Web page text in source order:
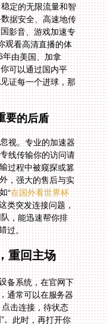
要的后盾
视。专业的加速器
线传输你的访问请
过程中被窥探或篡
，强大的售后与实
“在国外看世界杯
类突发连接问题，
7x24小时在线的专业技术支持团队，能迅速帮你排
过。
重回主场
备系统，在官网下
通常可以在服务器
点击连接，待状态
。此时，再打开你
，你会发现，之
包括那场让你牵挂
经清晰流畅地呈现
佛瞬间拉近了你与